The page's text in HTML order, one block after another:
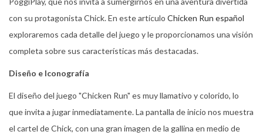
n
n
con su protagonista Chick. En este artículo Chicken Run español
exploraremos cada detalle del juego y le proporcionamos una visión
completa sobre sus características más destacadas.
Diseño e Iconografía
El diseño del juego "Chicken Run" es muy llamativo y colorido, lo
que invita a jugar inmediatamente. La pantalla de inicio nos muestra
el cartel de Chick, con una gran imagen de la gallina en medio de